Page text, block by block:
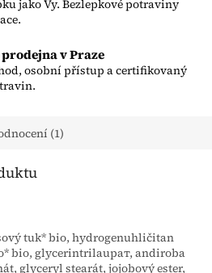
jako Vy. Bezlepkové potraviny
v Praze
osobní přístup a certifikovaný
(1)
tuk* bio, hydrogenuhličitan
bio, glycerintrilauрат, andiroba
glyceryl stearát, jojobový ester,